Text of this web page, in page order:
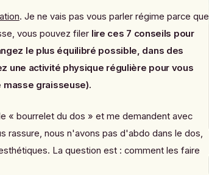
. Je ne vais pas vous parler régime parce que
vous pouvez filer lire ces 7 conseils pour
le plus équilibré possible, dans des
une activité physique régulière pour vous
masse graisseuse).
« bourrelet du dos » et me demandent avec
rassure, nous n'avons pas d'abdo dans le dos,
La question est : comment les faire